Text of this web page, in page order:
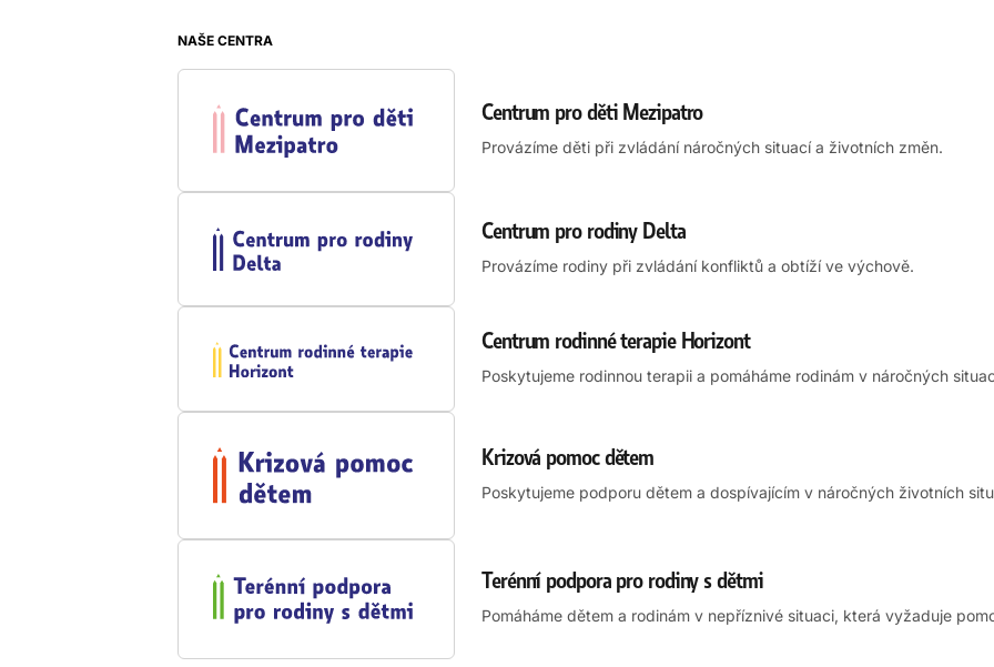
NAŠE CENTRA
Centrum pro děti Mezipatro
Provázíme děti při zvládání náročných situací a životních změn.
Centrum pro rodiny Delta
Provázíme rodiny při zvládání konfliktů a obtíží ve výchově.
Centrum rodinné terapie Horizont
Poskytujeme rodinnou terapii a pomáháme rodinám v náročných
Krizová pomoc dětem
Poskytujeme podporu dětem a dospívajícím v náročných životních
Terénní podpora pro rodiny s dětmi
Pomáháme dětem a rodinám v nepříznivé situaci, která vyžaduje